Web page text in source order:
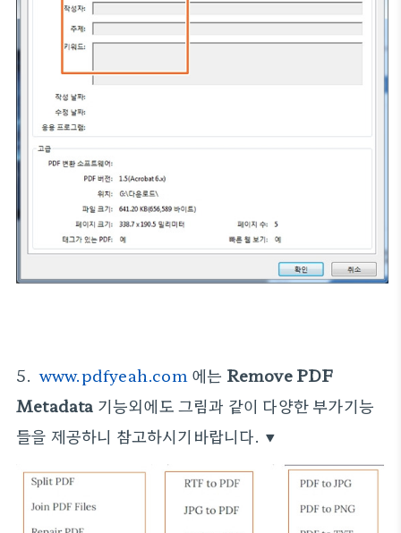
5.www.pdfyeah.com 에는 Remove PDF
Metadata 기능외에도 그림과 같이 다양한 부가기능
들을 제공하니 참고하시기바랍니다. ▼